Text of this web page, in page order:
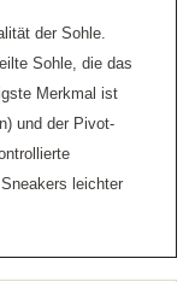
der Sohle.
Sohle, die das
Merkmal ist
und der Pivot-
leichter